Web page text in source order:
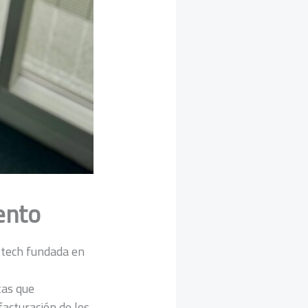
fundada en
que